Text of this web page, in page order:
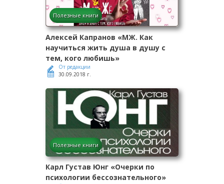
Полезные книги
Алексей Капранов «МЖ. Как
научиться жить душа в душу с
тем, кого любишь»
От редакции
30.09.2018 г.
Полезные книги
Карл Густав Юнг «Очерки по
психологии бессознательного»